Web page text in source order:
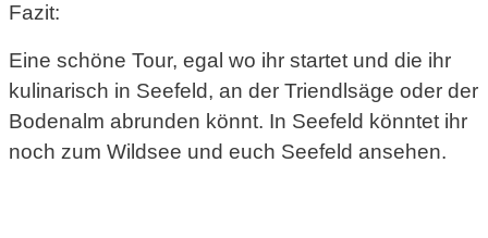
Fazit:
Eine schöne Tour, egal wo ihr startet und die ihr
kulinarisch in Seefeld, an der Triendlsäge oder der
Bodenalm abrunden könnt. In Seefeld könntet ihr
noch zum Wildsee und euch Seefeld ansehen.